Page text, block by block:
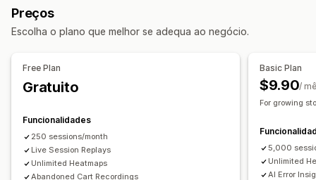
Visualizações de página
Valor do tempo de vida (LTV)
Ligações quebradas
Marketing e vendas
Análise da finalização da compra
Informações sobre lucros
Análise de funil Rastreio UTM
Carrinho abandonado
Rastreio de píxeis
Preços
Escolha o plano que melhor se adequa ao negócio.
Free Plan
Gratuito
Funcionalidades
250 sessions/month
Live Session Replays
Unlimited Heatmaps
Abandoned Cart Recordings
Basic Plan
$9.90/
For growing
5,000
Unlimited
AI Error